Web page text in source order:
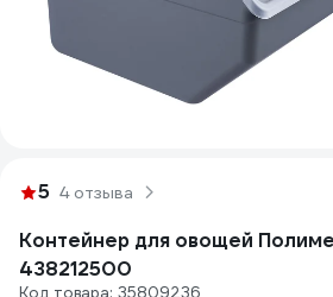
5 4 отзыва
Контейнер для овощей
438212500
Код товара: 35809236